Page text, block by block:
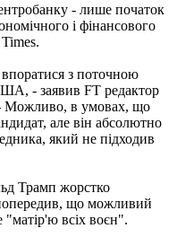
- лише початок
і фінансового
впоратися з поточною
- заявив FT редактор
- Можливо, в умовах, що
але він абсолютно
який не підходив
Трамп жорстко
що можливий
"матір'ю всіх воєн".